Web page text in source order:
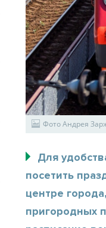
Фото Андрея
Для
посетить
центре
пригородных